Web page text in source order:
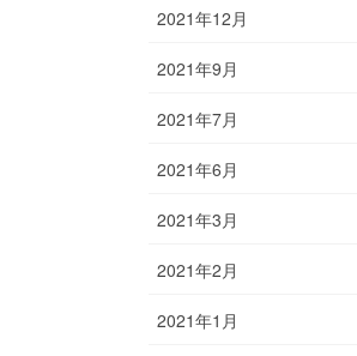
2021年12月
2021年9月
2021年7月
2021年6月
2021年3月
2021年2月
2021年1月